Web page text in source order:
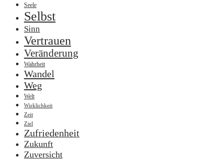
Seele
Selbst
Sinn
Vertrauen
Veränderung
Wahrheit
Wandel
Weg
Welt
Wirklichkeit
Zeit
Ziel
Zufriedenheit
Zukunft
Zuversicht